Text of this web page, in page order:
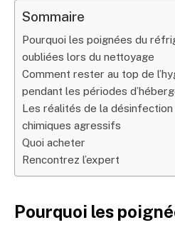
Sommaire
Pourquoi les poignées du
oubliées lors du nettoyage
Comment rester au top de
pendant les périodes
Les réalités de la
chimiques agressifs
Quoi acheter
Rencontrez l’expert
Pourquoi les